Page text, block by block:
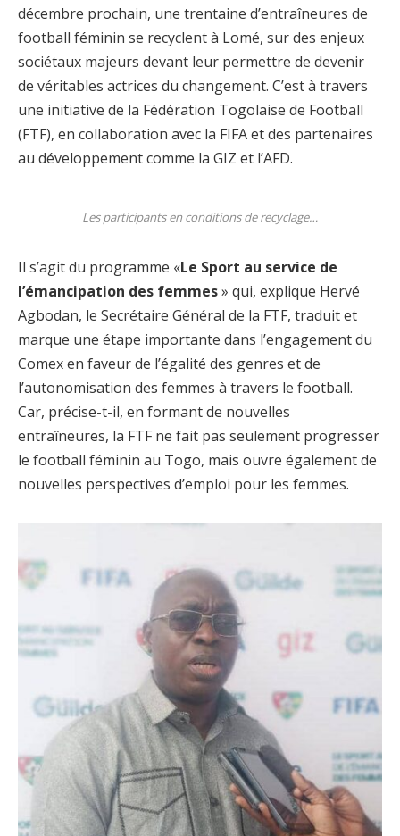
décembre prochain, une trentaine d’entraîneures de
football féminin se recyclent à Lomé, sur des enjeux
sociétaux majeurs devant leur permettre de devenir
de véritables actrices du changement. C’est à travers
une initiative de la Fédération Togolaise de Football
(FTF), en collaboration avec la FIFA et des partenaires
au développement comme la GIZ et l’AFD.
Les participants en conditions de recyclage…
Il s’agit du programme «Le Sport au service de
l’émancipation des femmes» qui, explique Hervé
Agbodan, le Secrétaire Général de la FTF, traduit et
marque une étape importante dans l’engagement du
Comex en faveur de l’égalité des genres et de
l’autonomisation des femmes à travers le football.
Car, précise-t-il, en formant de nouvelles
entraîneures, la FTF ne fait pas seulement progresser
le football féminin au Togo, mais ouvre également de
nouvelles perspectives d’emploi pour les femmes.